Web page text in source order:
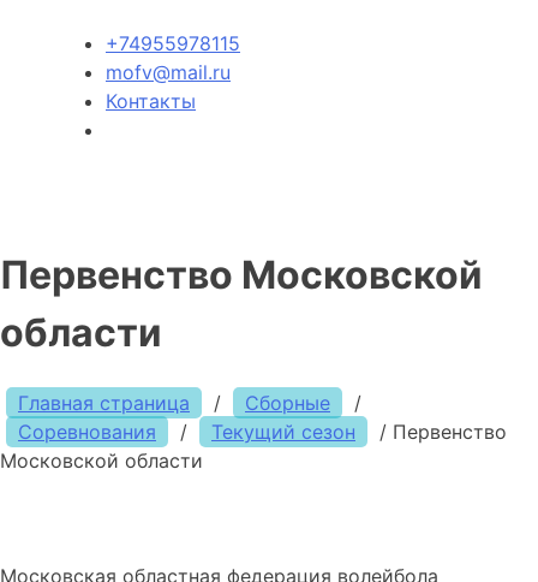
+74955978115
mofv@mail.ru
Контакты
Первенство Московской
области
Главная страница / Сборные
/
Соревнования
/ Текущий сезон / Первенство
Московской области
Московская областная федерация волейбола